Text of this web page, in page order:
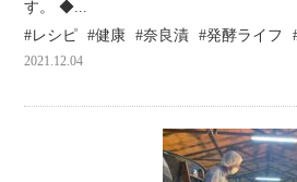
す。 ◆...
レシピ
健康 奈良漬 発酵ライフ
2021.12.04